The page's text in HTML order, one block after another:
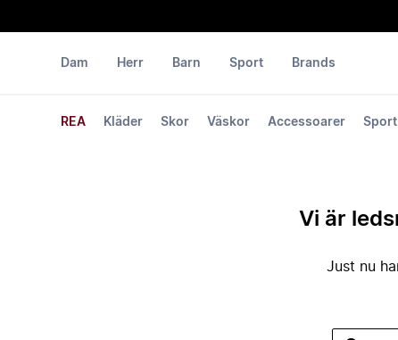
Dam
REA Kläder Skor Väskor Accessoarer Sport
Herr Barn Sport Brands
Vi är
Just nu